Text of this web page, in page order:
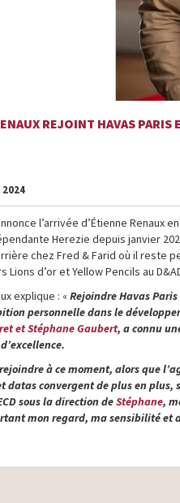
REJOINT HAVAS PARIS
2024
l’arrivée d’Étienne
Herezie depuis janvier
chez Fred & Farid où il reste
Lions d’or et Yellow Pencils au
explique : «Rejoindre Havas
personnelle dans le
et Stéphane Gaubert, a connu
rejoindre à ce moment, alors que
datas convergent de plus en plus,
sous la direction deStéphane,
mon regard, ma sensibilité et